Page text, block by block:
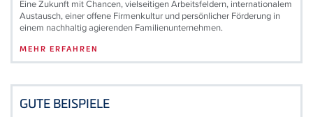
Eine Zukunft mit Chancen, vielseitigen Arbeitsfeldern, internationalem
Austausch, einer offene Firmenkultur und persönlicher Förderung in
einem nachhaltig agierenden Familienunternehmen.
MEHR ERFAHREN
GUTE BEISPIELE